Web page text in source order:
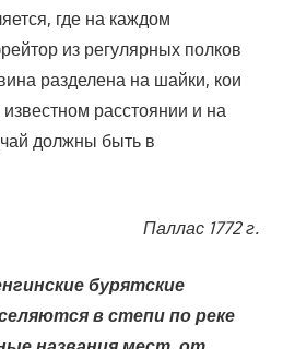
где на каждом
из регулярных полков
разделена на шайки, кои
расстоянии и на
должны быть в
Паллас 1772 г.
бурятские
в степи по реке